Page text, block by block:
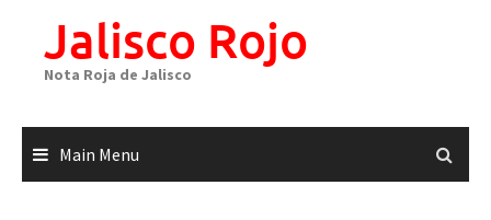
Jalisco Rojo
Nota Roja de Jalisco
Main Menu